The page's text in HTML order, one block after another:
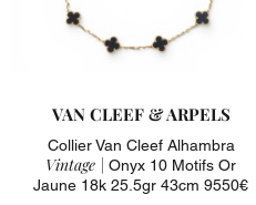
VAN CLEEF & ARPELS
Collier Van Cleef Alhambra
Vintage | Onyx 10 Motifs Or
Jaune 18k 25.5gr 43cm 9550€